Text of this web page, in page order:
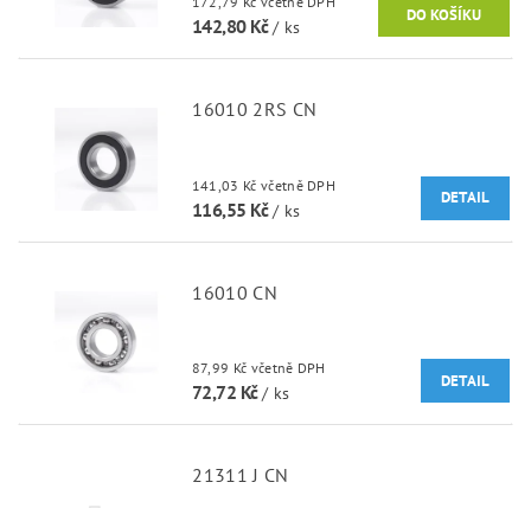
142,80 Kč/ ks
16010 2RS CN
141,03 Kč včetně DPH
116,55 Kč/ ks
DETAIL
16010 CN
87,99 Kč včetně DPH
72,72 Kč/ ks
DETAIL
21311 J CN